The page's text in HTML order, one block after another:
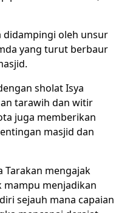
didampingi oleh unsur
yang turut berbaur
sholat Isya
tarawih dan witir
juga memberikan
masjid dan
Tarakan mengajak
menjadikan
sejauh mana capaian